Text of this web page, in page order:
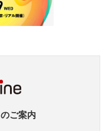
のご案内